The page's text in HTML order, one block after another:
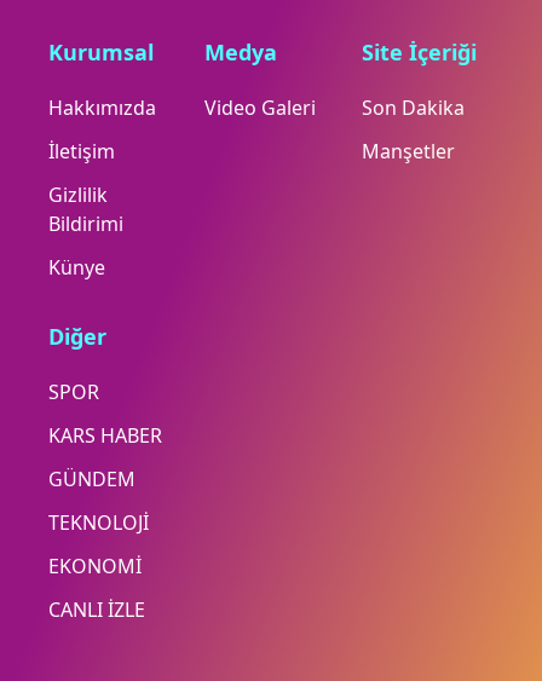
Kurumsal
Hakkımızda
İletişim
Gizlilik
Bildirimi
Künye
Medya
Video Galeri
Site İçeriği
Son Dakika
Manşetler
Diğer
SPOR
KARS HABER
GÜNDEM
TEKNOLOJİ
EKONOMİ
CANLI İZLE